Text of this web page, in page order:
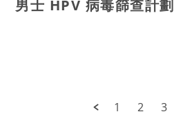
男士 HPV 病毒篩查計劃
1 2 3